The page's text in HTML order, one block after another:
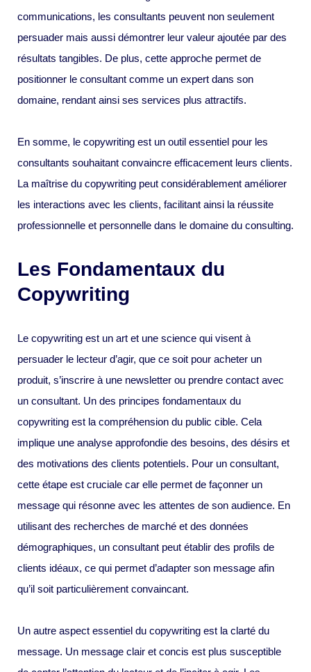
communications, les consultants peuvent non seulement
persuader mais aussi démontrer leur valeur ajoutée par des
résultats tangibles. De plus, cette approche permet de
positionner le consultant comme un expert dans son
domaine, rendant ainsi ses services plus attractifs.
En somme, le copywriting est un outil essentiel pour les
consultants souhaitant convaincre efficacement leurs clients.
La maîtrise du copywriting peut considérablement améliorer
les interactions avec les clients, facilitant ainsi la réussite
professionnelle et personnelle dans le domaine du consulting.
Les Fondamentaux du
Copywriting
Le copywriting est un art et une science qui visent à
persuader le lecteur d’agir, que ce soit pour acheter un
produit, s’inscrire à une newsletter ou prendre contact avec
un consultant. Un des principes fondamentaux du
copywriting est la compréhension du public cible. Cela
implique une analyse approfondie des besoins, des désirs et
des motivations des clients potentiels. Pour un consultant,
cette étape est cruciale car elle permet de façonner un
message qui résonne avec les attentes de son audience. En
utilisant des recherches de marché et des données
démographiques, un consultant peut établir des profils de
clients idéaux, ce qui permet d’adapter son message afin
qu’il soit particulièrement convaincant.
Un autre aspect essentiel du copywriting est la clarté du
message. Un message clair et concis est plus susceptible